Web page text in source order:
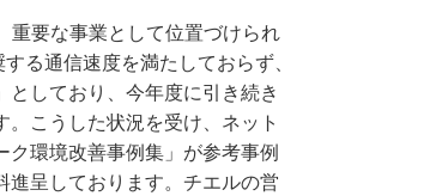
要な事業として位置づけられ
る通信速度を満たしておらず、
しており、今年度に引き続き
こうした状況を受け、ネット
ク環境改善事例集」が参考事例
進呈しております。チエルの営